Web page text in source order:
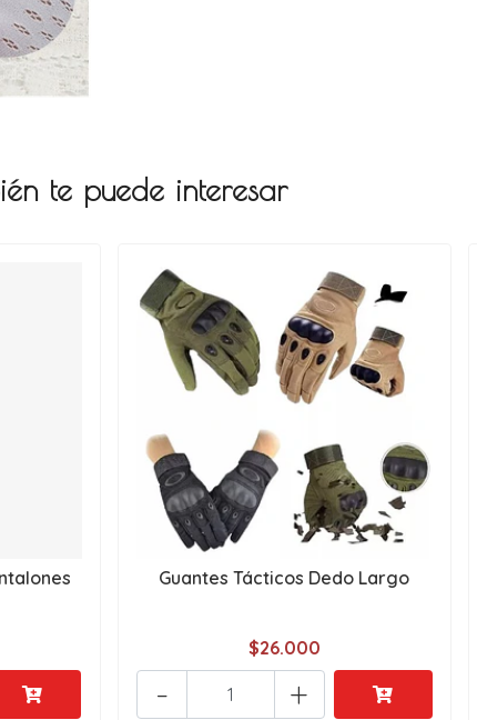
te puede interesar
Guantes Tácticos Dedo Largo
$26.000
+
-